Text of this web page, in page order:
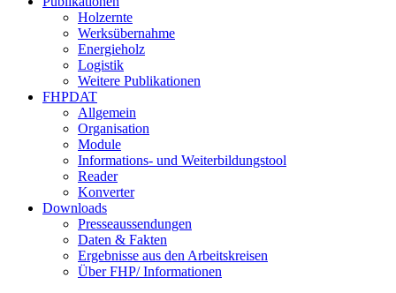
Holzernte
Werksübernahme
Energieholz
Logistik
Weitere Publikationen
FHPDAT
Allgemein
Organisation
Module
Informations- und Weiterbildungstool
Reader
Konverter
Downloads
Presseaussendungen
Daten & Fakten
Ergebnisse aus den Arbeitskreisen
Über FHP/ Informationen